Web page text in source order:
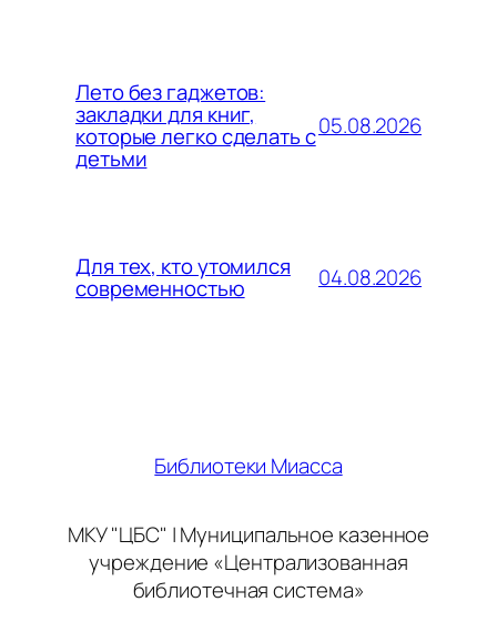
Лето без гаджетов:
закладки для книг,
которые легко сделать с
детьми
05.08.2026
Для тех, кто утомился
современностью 04.08.2026
Библиотеки Миасса
МКУ "ЦБС" | Муниципальное казенное
учреждение «Централизованная
библиотечная система»